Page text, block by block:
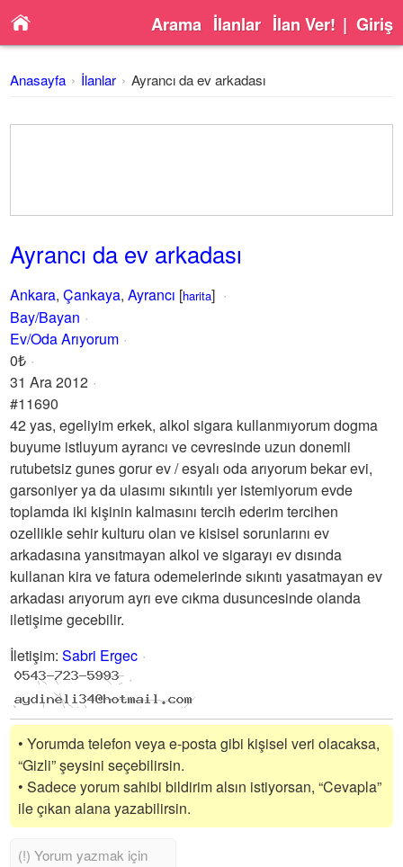
Arama İlanlar İlan Ver! | Giriş
Anasayfa İlanlar Ayrancı da ev arkadası
Ayrancı da ev arkadası
Ankara,Çankaya,Ayrancı [harita]
Bay/Bayan
Ev/Oda Arıyorum
0₺
31 Ara 2012
#11690
42 yas, egeliyim erkek, alkol sigara kullanmıyorum dogma
buyume istluyum ayrancı ve cevresinde uzun donemli
rutubetsiz gunes gorur ev / esyalı oda arıyorum bekar evi,
garsoniyer ya da ulasımı sıkıntılı yer istemiyorum evde
toplamda iki kişinin kalmasını tercih ederim tercihen
ozellikle sehir kulturu olan ve kisisel sorunlarını ev
arkadasına yansıtmayan alkol ve sigarayı ev dısında
kullanan kira ve fatura odemelerinde sıkıntı yasatmayan ev
arkadası arıyorum ayrı eve cıkma dusuncesinde olanda
iletişime gecebilir.
İletişim:Sabri Ergec
• Yorumda telefon veya e-posta gibi kişisel veri olacaksa,
“Gizli” şeysini seçebilirsin.
• Sadece yorum sahibi bildirim alsın istiyorsan, “Cevapla”
ile çıkan alana yazabilirsin.